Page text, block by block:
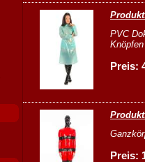
PVC
Preis:
Preis: